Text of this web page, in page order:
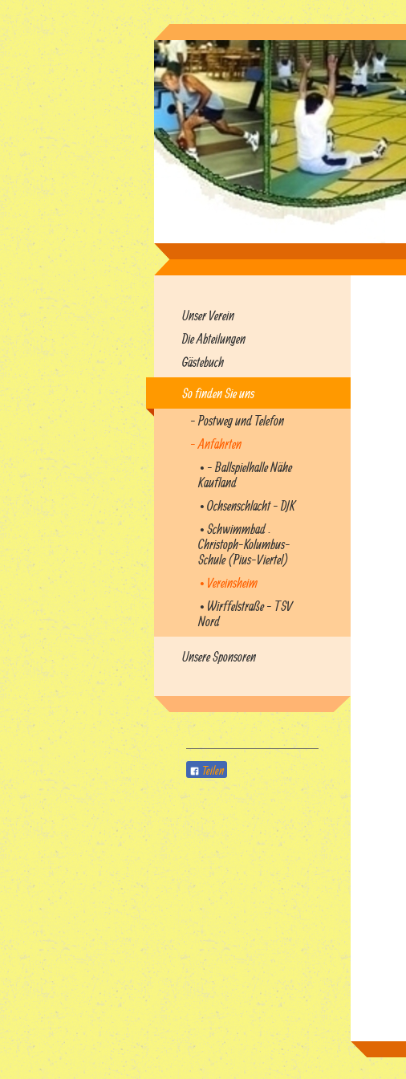
Unser Verein
Die Abteilungen
Gästebuch
So finden Sie uns
- Postweg und Telefon
- Anfahrten
• - Ballspielhalle Nähe
Kaufland
• Ochsenschlacht - DJK
• Schwimmbad .
Christoph-Kolumbus-
Schule (Pius-Viertel)
• Vereinsheim
• Wirffelstraße - TSV
Nord
Unsere Sponsoren
Teilen